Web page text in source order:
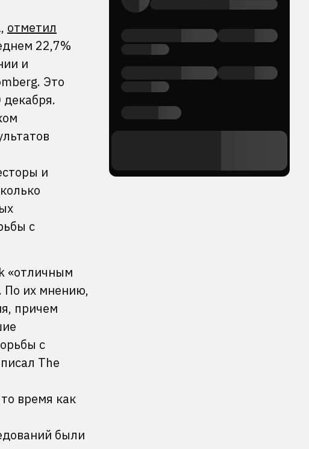
отметил
22,7%
и
Это
и
с
«отличным
По их мнению,
причем
с
The
время как
были